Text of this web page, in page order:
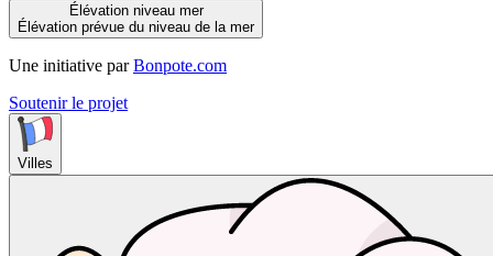
Élévation niveau mer
Élévation prévue du niveau de la mer
Une initiative par Bonpote.com
Soutenir le projet
Villes